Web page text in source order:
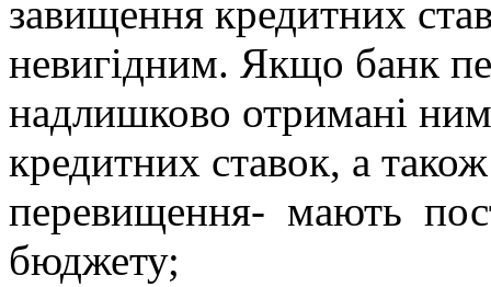
завищення кредитних
невигідним. Якщо банк
надлишково отримані
кредитних ставок, а
перевищення- мають
бюджету;